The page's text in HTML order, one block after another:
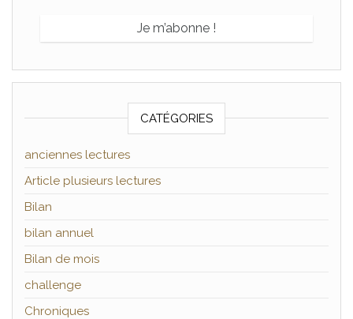
CATÉGORIES
anciennes lectures
Article plusieurs lectures
Bilan
bilan annuel
Bilan de mois
challenge
Chroniques